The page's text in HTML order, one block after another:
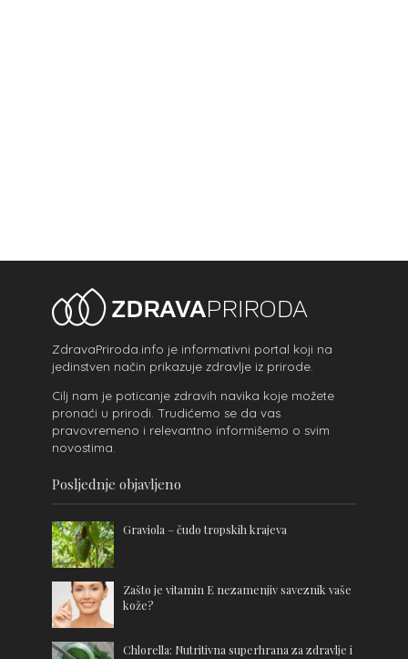
ZdravaPriroda.info je informativni portal koji na
jedinstven način prikazuje zdravlje iz prirode.
Cilj nam je poticanje zdravih navika koje možete
pronaći u prirodi. Trudićemo se da vas
pravovremeno i relevantno informišemo o svim
novostima.
Posljednje objavljeno
Graviola – čudo tropskih krajeva
Zašto je vitamin E nezamenjiv saveznik vaše
kože?
Chlorella: Nutritivna superhrana za zdravlje i